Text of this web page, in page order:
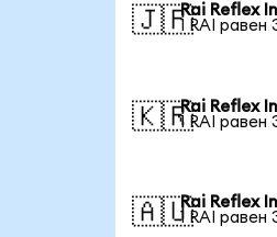
🇯🇵Rai Reflex
1 RAI равен
🇰🇷Rai Reflex
1 RAI равен
🇦🇺Rai Reflex
1 RAI равен